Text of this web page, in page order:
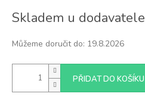
cena:
Skladem u dodavatele
Můžeme doručit do: 19.8.2026
PŘIDAT DO KOŠÍKU